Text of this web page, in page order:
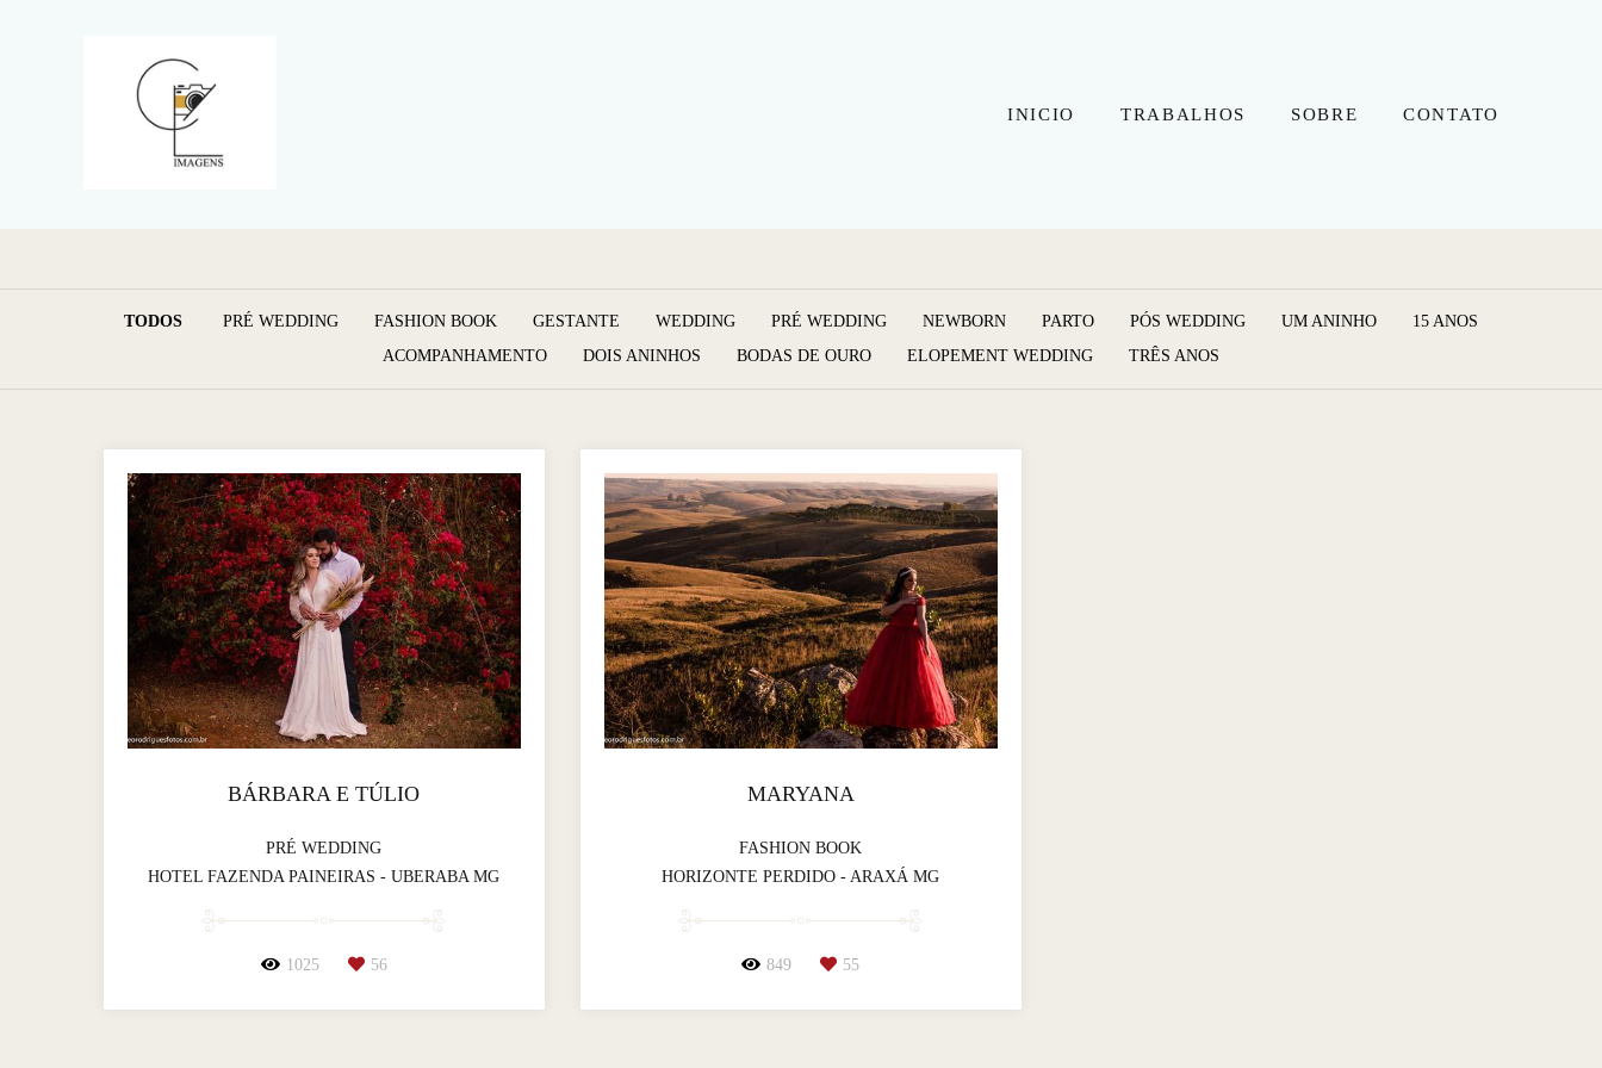
INICIO TRABALHOS SOBRE CONTATO
TODOS PRÉ WEDDING FASHION BOOK GESTANTE WEDDING PRÉ WEDDING NEWBORN PARTO PÓS WEDDING UM ANINHO
15 ANOS
ACOMPANHAMENTO
DOIS ANINHOS BODAS DE OURO ELOPEMENT WEDDING TRÊS ANOS
BÁRBARA E TÚLIO
PRÉ WEDDING
HOTEL FAZENDA PAINEIRAS - UBERABA MG
1025 56
MARYANA
FASHION BOOK
HORIZONTE PERDIDO - ARAXÁ MG
849 55